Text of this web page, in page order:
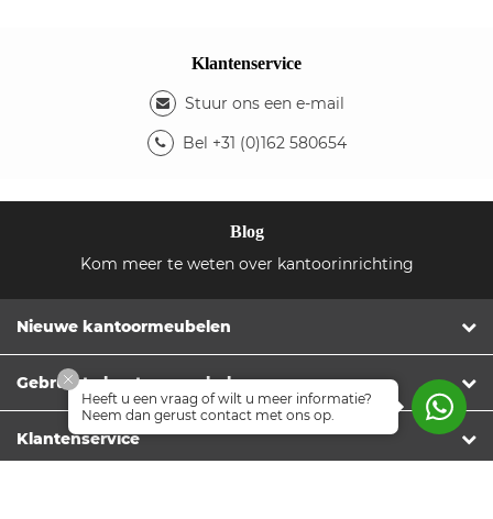
Klantenservice
Stuur ons een e-mail
Bel +31 (0)162 580654
Blog
Kom meer te weten over kantoorinrichting
Nieuwe kantoormeubelen
Gebruikte kantoormeubelen
Klantenservice
Heeft u een vraag of wilt u meer informatie?
Neem dan gerust contact met ons op.